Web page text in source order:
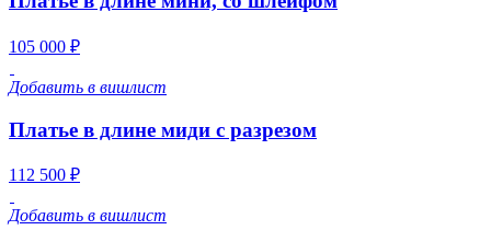
105 000 ₽
Добавить в вишлист
Платье в длине миди с разрезом
112 500 ₽
Добавить в вишлист